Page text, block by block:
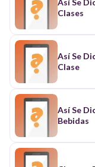
Así Se
Clases
Así Se
Clase
Así Se
Bebidas